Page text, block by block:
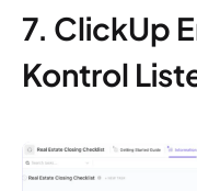
7. ClickUp
Kontrol